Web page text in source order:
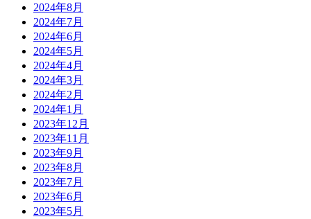
2024年8月
2024年7月
2024年6月
2024年5月
2024年4月
2024年3月
2024年2月
2024年1月
2023年12月
2023年11月
2023年9月
2023年8月
2023年7月
2023年6月
2023年5月